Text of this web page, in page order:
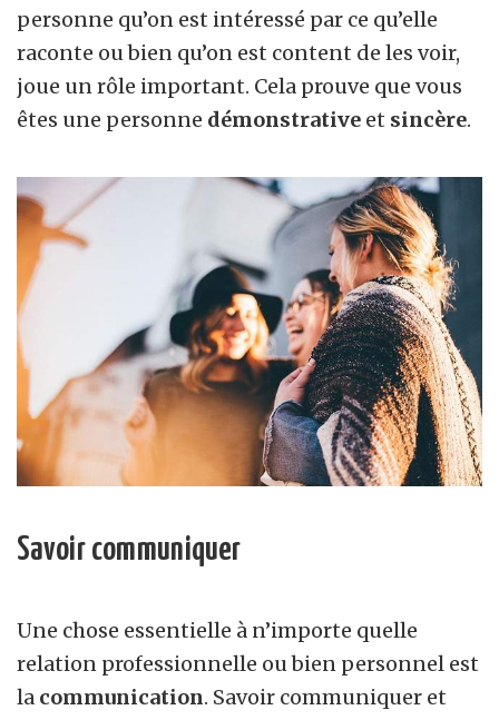
personne qu’on est intéressé par ce qu’elle
raconte ou bien qu’on est content de les voir,
joue un rôle important. Cela prouve que vous
êtes une personne démonstrative et sincère.
Savoir communiquer
Une chose essentielle à n’importe quelle
relation professionnelle ou bien personnel est
la communication. Savoir communiquer et